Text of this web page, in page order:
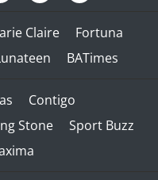
Claire
Fortuna
BATimes
Contigo
Stone
Sport Buzz